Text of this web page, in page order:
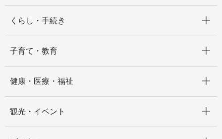
くらし・手続き
子育て・教育
健康・医療・福祉
観光・イベント